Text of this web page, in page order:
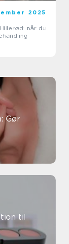
2025
når du
Gør
til